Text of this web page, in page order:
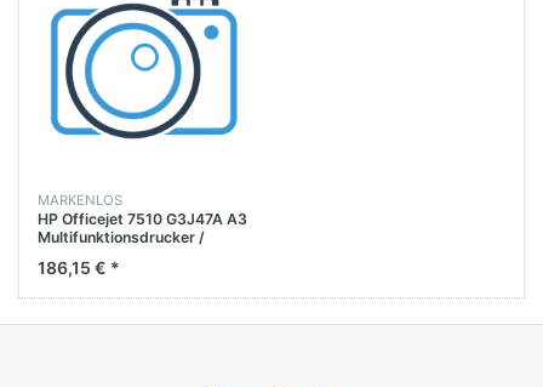
MARKENLOS
HP Officejet 7510 G3J47A A3
Multifunktionsdrucker /
186,15 € *